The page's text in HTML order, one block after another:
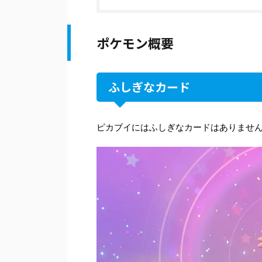
ポケモン概要
ふしぎなカード
ピカブイにはふしぎなカードはありませ